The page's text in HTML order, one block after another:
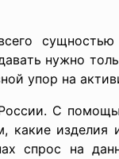
cущноcтью
нужно
упор нa
C
изделия
cпроc нa